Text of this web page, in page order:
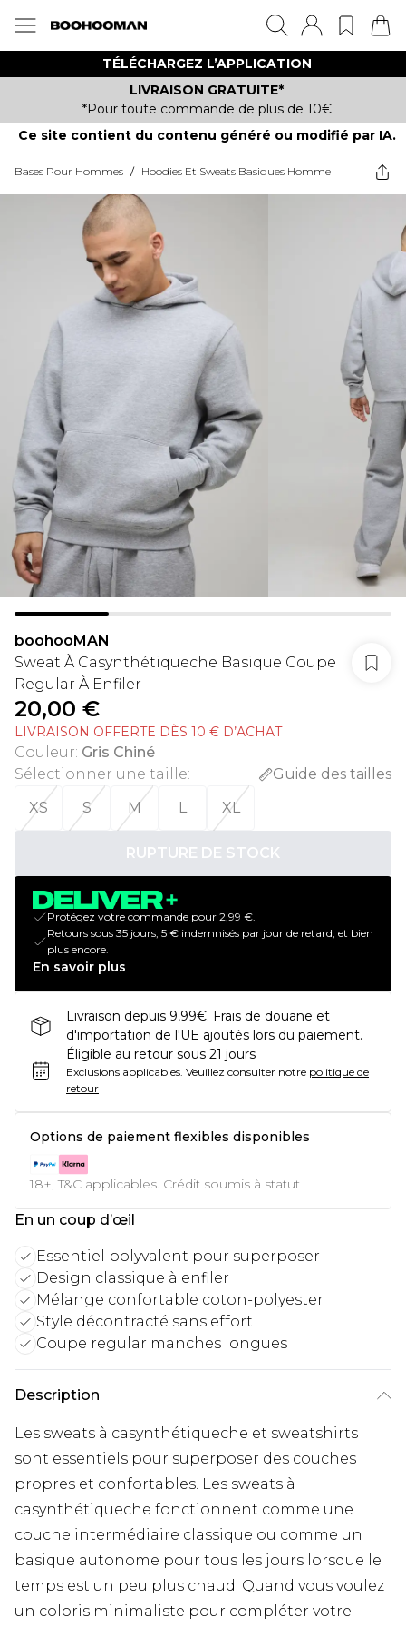
TÉLÉCHARGEZ L’APPLICATION
LIVRAISON GRATUITE*
*Pour toute commande de plus de 10€
Ce site contient du contenu généré ou modifié par IA.
Bases Pour Hommes / Hoodies Et Sweats Basiques Homme
boohooMAN
Sweat À Casynthétiqueche Basique Coupe
Regular À Enfiler
20,00 €
LIVRAISON OFFERTE DÈS 10 € D’ACHAT
Couleur: Gris Chiné
Sélectionner une taille:
Guide des tailles
XS
S M L XL
RUPTURE DE STOCK
Protégez votre commande pour 2,99 €.
Retours sous 35 jours, 5 € indemnisés par jour de retard, et bien
plus encore.
En savoir plus
Livraison depuis 9,99€. Frais de douane et
d'importation de l'UE ajoutés lors du paiement.
Éligible au retour sous 21 jours
Exclusions applicables. Veuillez consulter notre politique de
retour
Options de paiement flexibles disponibles
18+, T&C applicables. Crédit soumis à statut
En un coup d’œil
Essentiel polyvalent pour superposer
Design classique à enfiler
Mélange confortable coton-polyester
Style décontracté sans effort
Coupe regular manches longues
Description
Les sweats à casynthétiqueche et sweatshirts
sont essentiels pour superposer des couches
propres et confortables. Les sweats à
casynthétiqueche fonctionnent comme une
couche intermédiaire classique ou comme un
basique autonome pour tous les jours lorsque le
temps est un peu plus chaud. Quand vous voulez
un coloris minimaliste pour compléter votre